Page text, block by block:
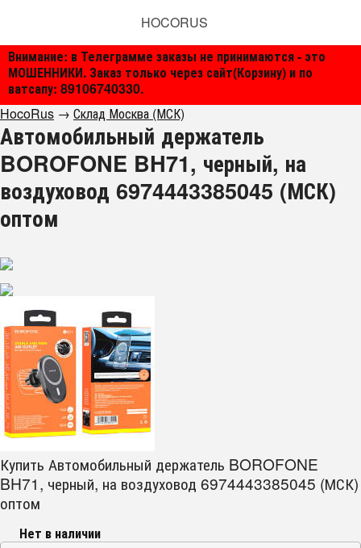
Внимание: в Телеграмме заказы не принимаются - это
МОШЕННИКИ. Заказ только через сайт(Корзину) и по
ватсапу: 89106740330.
HOCORUS
HocoRus → Склад Москва (МСК)
Автомобильный держатель
BOROFONE BH71, черный, на
воздуховод 6974443385045 (МСК)
оптом
Купить Автомобильный держатель BOROFONE
BH71, черный, на воздуховод 6974443385045 (МСК)
оптом
Нет в наличии